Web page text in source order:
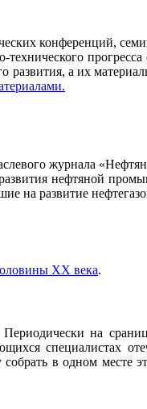
конференций,
а их
.
журнала
нефтяной
на развитие
ХХ века.
на
специалистах
собрать в одном